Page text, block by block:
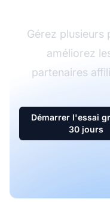
Gérez plusieurs
améliorez
partenaires
Démarrer l'essai
30 jours